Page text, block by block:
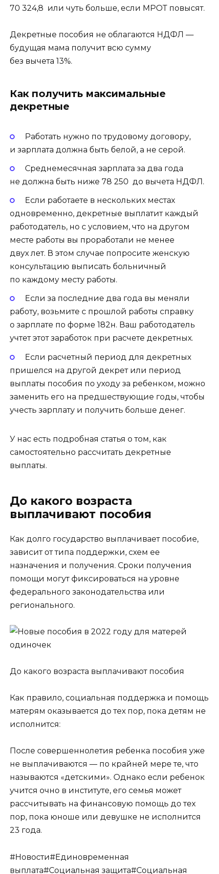
70 324,8 или чуть больше, если МРОТ повысят.
Декретные пособия не облагаются НДФЛ —
будущая мама получит всю сумму
без вычета 13%.
Как получить максимальные
декретные
Работать нужно по трудовому договору,
и зарплата должна быть белой, а не серой.
Среднемесячная зарплата за два года
не должна быть ниже 78 250 до вычета НДФЛ.
Если работаете в нескольких местах
одновременно, декретные выплатит каждый
работодатель, но с условием, что на другом
месте работы вы проработали не менее
двух лет. В этом случае попросите женскую
консультацию выписать больничный
по каждому месту работы.
Если за последние два года вы меняли
работу, возьмите с прошлой работы справку
о зарплате по форме 182н. Ваш работодатель
учтет этот заработок при расчете декретных.
Если расчетный период для декретных
пришелся на другой декрет или период
выплаты пособия по уходу за ребенком, можно
заменить его на предшествующие годы, чтобы
учесть зарплату и получить больше денег.
У нас есть подробная статья о том, как
самостоятельно рассчитать декретные
выплаты.
До какого возраста
выплачивают пособия
Как долго государство выплачивает пособие,
зависит от типа поддержки, схем ее
назначения и получения. Сроки получения
помощи могут фиксироваться на уровне
федерального законодательства или
регионального.
До какого возраста выплачивают пособия
Как правило, социальная поддержка и помощь
матерям оказывается до тех пор, пока детям не
исполнится:
После совершеннолетия ребенка пособия уже
не выплачиваются — по крайней мере те, что
называются «детскими». Однако если ребенок
учится очно в институте, его семья может
рассчитывать на финансовую помощь до тех
пор, пока юноше или девушке не исполнится
23 года.
#Новости#Единовременная
выплата#Социальная защита#Социальная